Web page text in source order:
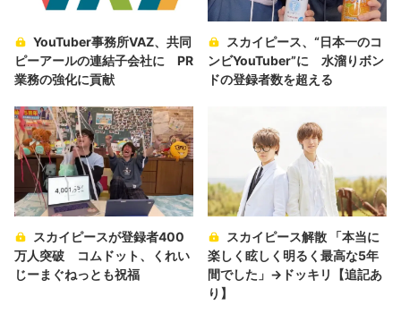
YouTuber事務所VAZ、共同
ピーアールの連結子会社に PR
業務の強化に貢献
スカイピース、“日本一のコ
ンビYouTuber”に 水溜りボン
ドの登録者数を超える
スカイピースが登録者400
万人突破 コムドット、くれい
じーまぐねっとも祝福
スカイピース解散 「本当に
楽しく眩しく明るく最高な5年
間でした」→ドッキリ【追記あ
り】